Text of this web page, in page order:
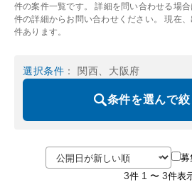
件の案件一覧です。 詳細を問い合わせる場
件の詳細からお問い合わせください。 現在
件あります。
選択条件 ： 関西、大阪府
条件を選んで
募
3件 1 〜 3件表